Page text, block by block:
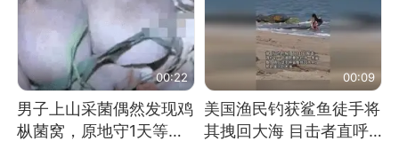
00:22
男子上山采菌偶然发现鸡
枞菌窝，原地守1天等它
00:09
美国渔民钓获鲨鱼徒手将
其拽回大海 目击者直呼